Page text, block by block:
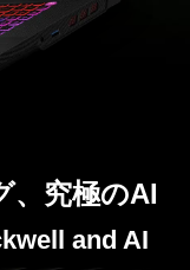
、究極のAI
and AI